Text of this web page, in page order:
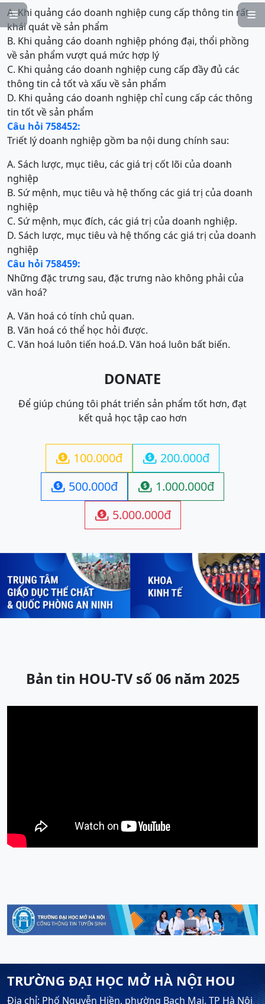


A. Khi quảng cáo doanh nghiệp cung cấp thông tin rất
khái quát về sản phẩm
B. Khi quảng cáo doanh nghiệp phóng đại, thổi phồng
về sản phẩm vượt quá mức hợp lý
C. Khi quảng cáo doanh nghiệp cung cấp đầy đủ các
thông tin cả tốt và xấu về sản phẩm
D. Khi quảng cáo doanh nghiệp chỉ cung cấp các thông
tin tốt về sản phẩm
Câu hỏi 758452:
Triết lý doanh nghiệp gồm ba nội dung chính sau:
A. Sách lược, mục tiêu, các giá trị cốt lõi của doanh
nghiệp
B. Sứ mệnh, mục tiêu và hệ thống các giá trị của doanh
nghiệp
C. Sứ mệnh, mục đích, các giá trị của doanh nghiệp.
D. Sách lược, mục tiêu và hệ thống các giá trị của doanh
nghiệp
Câu hỏi 758459:
Những đặc trưng sau, đặc trưng nào không phải của
văn hoá?
A. Văn hoá có tính chủ quan.
B. Văn hoá có thể học hỏi được.
C. Văn hoá luôn tiến hoá.D. Văn hoá luôn bất biến.
DONATE
Để giúp chúng tôi phát triển sản phẩm tốt hơn, đạt
kết quả học tập cao hơn
 100.000đ  200.000đ
 500.000đ  1.000.000đ
 5.000.000đ
Previous Next
Bản tin HOU-TV số 06 năm 2025
TRƯỜNG ĐẠI HỌC MỞ HÀ NỘI HOU
Địa chỉ: Phố Nguyễn Hiền, phường Bạch Mai, TP Hà Nội